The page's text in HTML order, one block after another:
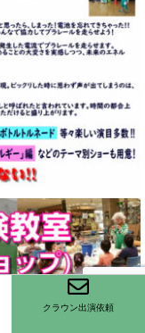
クラウン出演依頼